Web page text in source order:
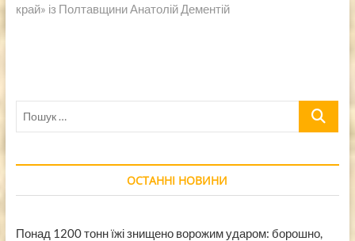
край» із Полтавщини Анатолій Дементій
Пошук
ОСТАННІ НОВИНИ
Понад 1200 тонн їжі знищено ворожим ударом: борошно,